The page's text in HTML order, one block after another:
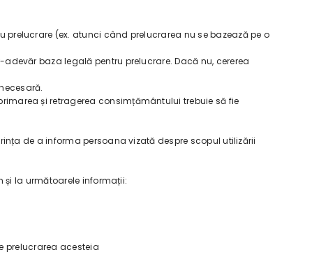
(ex. atunci când prelucrarea nu se bazează pe o
baza legală pentru prelucrare. Dacă nu, cererea
și retragerea consimțământului trebuie să fie
de a informa persoana vizată despre scopul utilizării
și la următoarele informații:
prelucrarea acesteia